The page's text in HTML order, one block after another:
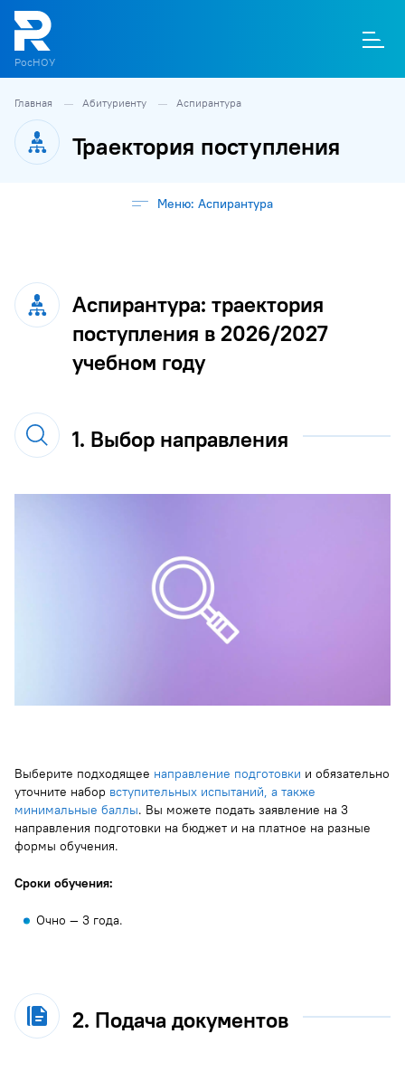
О
РосНОУ
Главная Абитуриенту Аспирантура
Траектория поступления
Меню: Аспирантура
Аспирантура: траектория
поступления в 2026/2027
учебном году
1. Выбор направления
Выберите подходящее направление подготовки и обязательно
уточните набор вступительных испытаний, а также
минимальные баллы. Вы можете подать заявление на 3
направления подготовки на бюджет и на платное на разные
формы обучения.
Сроки обучения:
Очно — 3 года.
2. Подача документов